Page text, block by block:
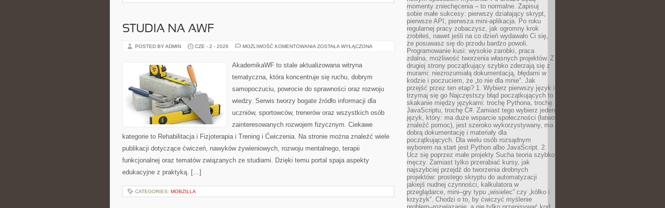
STUDIA NA AWF
POSTED BY ADMIN CZE - 2 - 2026 MOŻLIWOŚĆ KOMENTOWANIA STUDIA
ZOSTAŁA WYŁĄCZONA
AkademikaWF to stale aktualizowana witryna
tematyczna, która koncentruje się ruchu, dobrym
samopoczuciu, powrocie do sprawności oraz rozwoju
wiedzy. Serwis tworzy bogate źródło informacji dla
uczniów, sportowców, trenerów oraz wszystkich osób
zainteresowanych rozwojem fizycznym. Ciekawe
kategorie to Rehabilitacja i Fizjoterapia i Trening i Ćwiczenia. Na stronie można znaleźć wiele
publikacji dotyczące ćwiczeń, nawyków żywieniowych, rozwoju mentalnego, terapii
funkcjonalnej oraz tematów związanych ze studiami. Dzięki temu portal spaja aspekty
edukacyjne z praktyką. […]
CATEGORIES: MOBZILLA
momenty zniechęcenia – to normalne. Zapisuj
sobie małe sukcesy: pierwszy działający skrypt,
pierwsze API, pierwsza mini-aplikacja. Po roku
regularnej pracy zobaczysz, jak ogromny krok
zrobiłeś, nawet jeśli na co dzień wydawało Ci się,
że posuwasz się do przodu bardzo powoli.
Programowanie kusi: wysokie zarobki, praca
zdalna, możliwość tworzenia własnych projektów. Z
drugiej strony początkujący szybko zderzają się z
murami: niezrozumiałą dokumentacją, błędami w
kodzie i poczuciem, że „to nie dla mnie”. Jak
przejść przez ten etap? 1. Wybierz pierwszy język i
trzymaj się go Najczęstszy błąd początkujących to
skakanie między językami: trochę Pythona, trochę
JavaScriptu, trochę C#. Zamiast tego wybierz jeden
język, który: ma duże wsparcie społeczności (łatwo
znaleźć pomoc), jest szeroko wykorzystywany, ma
dobrą dokumentację i materiały dla
początkujących. Dla wielu osób rozsądnym
wyborem na start jest Python albo JavaScript. 2.
Ucz się poprzez małe projekty Sucha teoria szybko
męczy. Zamiast tylko przerabiać kursy, jak
najszybciej przejdź do tworzenia drobnych
projektów: prostego skryptu do automatyzacji
jakiejś nudnej czynności, kalkulatora w
przeglądarce, mini–gry typu „wisielec” czy „kółko i
krzyżyk”. Chodzi o to, by ćwiczyć myślenie